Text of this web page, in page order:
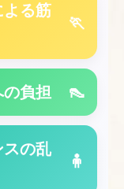
る筋
🏃
負担 👠
の乱
🧍